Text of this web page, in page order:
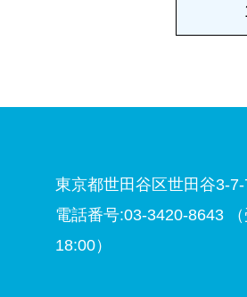
東京都世田谷区世田谷3-
電話番号:03-3420-8643
18:00）